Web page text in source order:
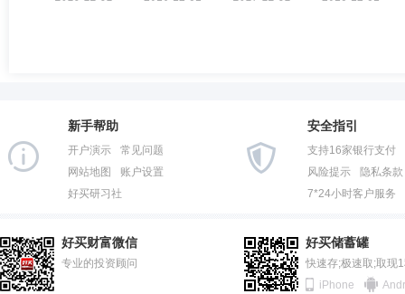
新手帮助
开户演示
常见问题
网站地图
账户设置
好买研习社
安全指引
支持16家银行支付
风险提示
隐私条款
7*24小时客户服务
好买财富微信
专业的投资顾问
好买储蓄罐
快速存;极速取;取现
iPhone